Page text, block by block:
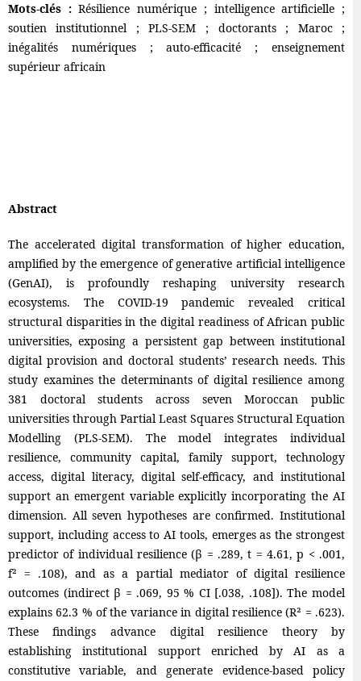
Mots-clés :Résilience numérique ; intelligence artificielle ;
soutien institutionnel ; PLS-SEM ; doctorants ; Maroc ;
inégalités numériques ; auto-efficacité ; enseignement
supérieur africain
Abstract
The accelerated digital transformation of higher education,
amplified by the emergence of generative artificial intelligence
(GenAI), is profoundly reshaping university research
ecosystems. The COVID-19 pandemic revealed critical
structural disparities in the digital readiness of African public
universities, exposing a persistent gap between institutional
digital provision and doctoral students’ research needs. This
study examines the determinants of digital resilience among
381 doctoral students across seven Moroccan public
universities through Partial Least Squares Structural Equation
Modelling (PLS-SEM). The model integrates individual
resilience, community capital, family support, technology
access, digital literacy, digital self-efficacy, and institutional
support an emergent variable explicitly incorporating the AI
dimension. All seven hypotheses are confirmed. Institutional
support, including access to AI tools, emerges as the strongest
predictor of individual resilience (β = .289, t = 4.61, p < .001,
f² = .108), and as a partial mediator of digital resilience
outcomes (indirect β = .069, 95 % CI [.038, .108]). The model
explains 62.3 % of the variance in digital resilience (R² = .623).
These findings advance digital resilience theory by
establishing institutional support enriched by AI as a
constitutive variable, and generate evidence-based policy